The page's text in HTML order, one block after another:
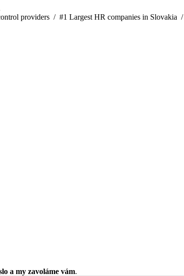
providers / #1 Largest HR companies in Slovakia /
a my zavoláme vám.